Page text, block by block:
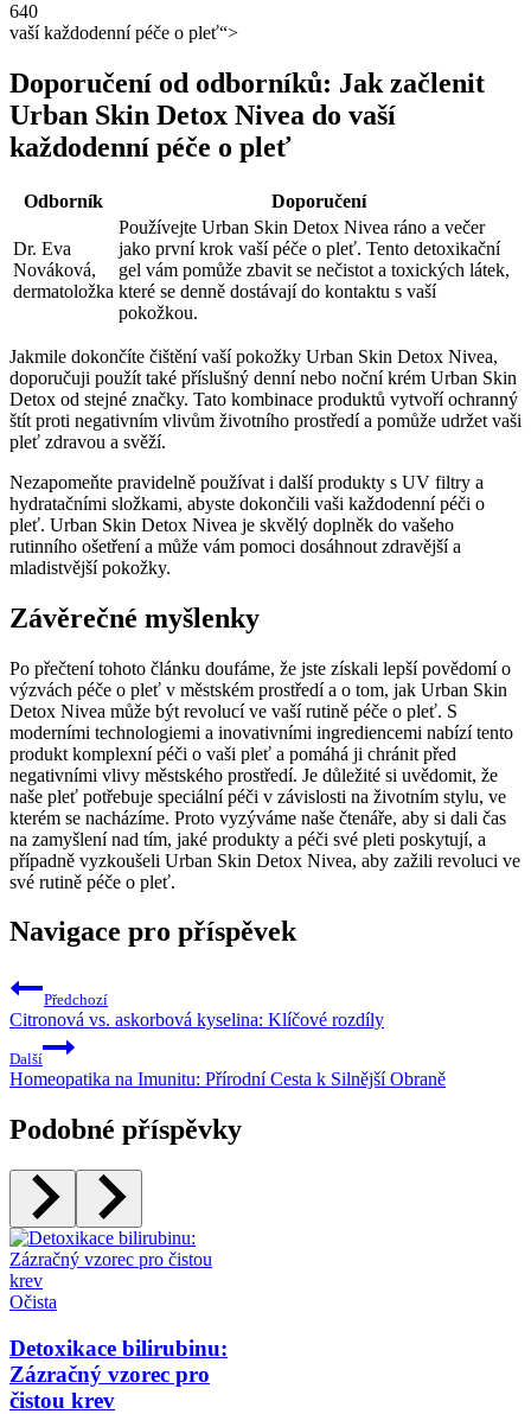
vaší každodenní péče o pleť“>
Doporučení od odborníků: Jak začlenit
Urban Skin Detox Nivea do vaší
každodenní péče o pleť
Odborník Doporučení
Dr. Eva
Nováková,
dermatoložka
Používejte Urban Skin Detox Nivea ráno a večer
jako první krok vaší péče o pleť. Tento detoxikační
gel vám pomůže zbavit se nečistot a toxických látek,
které se denně dostávají do kontaktu s vaší
pokožkou.
Jakmile dokončíte čištění vaší pokožky Urban Skin Detox Nivea,
doporučuji použít také příslušný denní nebo noční krém Urban Skin
Detox od stejné značky. Tato kombinace produktů vytvoří ochranný
štít proti negativním vlivům životního prostředí a pomůže udržet vaši
pleť zdravou a svěží.
Nezapomeňte pravidelně používat i další produkty s UV filtry a
hydratačními složkami, abyste dokončili vaši každodenní péči o
pleť. Urban Skin Detox Nivea je skvělý doplněk do vašeho
rutinního ošetření a může vám pomoci dosáhnout zdravější a
mladistvější pokožky.
Závěrečné myšlenky
Po přečtení tohoto článku doufáme, že jste získali lepší povědomí o
výzvách péče o pleť v městském prostředí a o tom, jak Urban Skin
Detox Nivea může být revolucí ve vaší rutině péče o pleť. S
moderními technologiemi a inovativními ingrediencemi nabízí tento
produkt komplexní péči o vaši pleť a pomáhá ji chránit před
negativními vlivy městského prostředí. Je důležité si uvědomit, že
naše pleť potřebuje speciální péči v závislosti na životním stylu, ve
kterém se nacházíme. Proto vyzýváme naše čtenáře, aby si dali čas
na zamyšlení nad tím, jaké produkty a péči své pleti poskytují, a
případně vyzkoušeli Urban Skin Detox Nivea, aby zažili revoluci ve
své rutině péče o pleť.
Navigace pro příspěvek
Předchozí
Citronová vs. askorbová kyselina: Klíčové rozdíly
Další
Homeopatika na Imunitu: Přírodní Cesta k Silnější Obraně
Podobné příspěvky
Očista
Detoxikace bilirubinu:
Zázračný vzorec pro
čistou krev